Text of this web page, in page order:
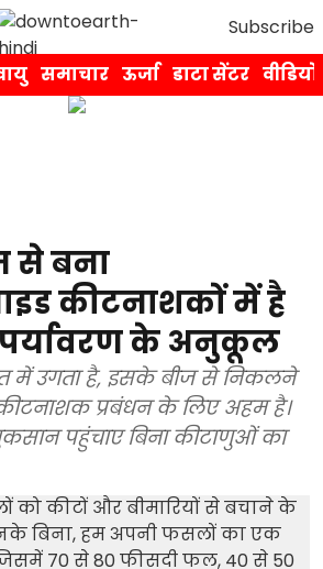
Subscribe
समाचार ऊर्जा डाटा सेंटर वीडियो
से बना
कीटनाशकों में है
के अनुकूल
में उगता है, इसके बीज से निकलने
प्रबंधन के लिए अहम है।
पहुंचाए बिना कीटाणुओं का